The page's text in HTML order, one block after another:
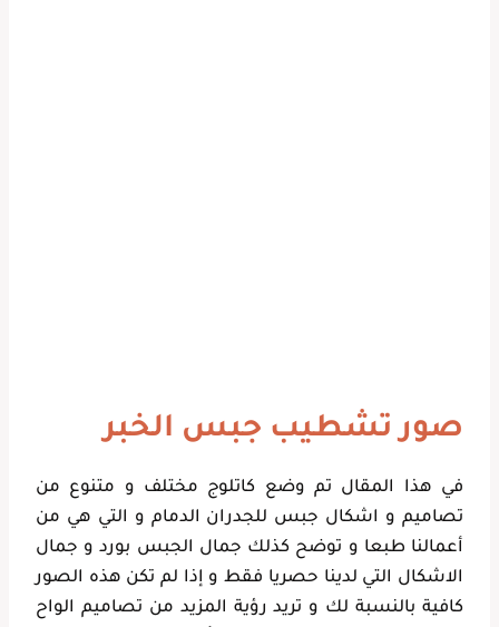
صور تشطيب جبس الخبر
في هذا المقال تم وضع كاتلوج مختلف و متنوع من
تصاميم و اشكال جبس للجدران الدمام و التي هي من
أعمالنا طبعا و توضح كذلك جمال الجبس بورد و جمال
الاشكال التي لدينا حصريا فقط و إذا لم تكن هذه الصور
كافية بالنسبة لك و تريد رؤية المزيد من تصاميم الواح